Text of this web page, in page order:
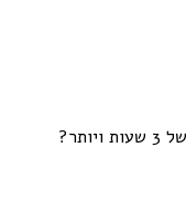
הי, המשקל של הגבינה לפני או אחרי סינון של 3 שעות ויותר?